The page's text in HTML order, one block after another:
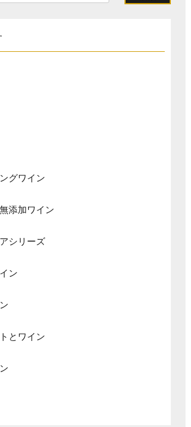
グワイン
添加ワイン
シリーズ
ン
とワイン